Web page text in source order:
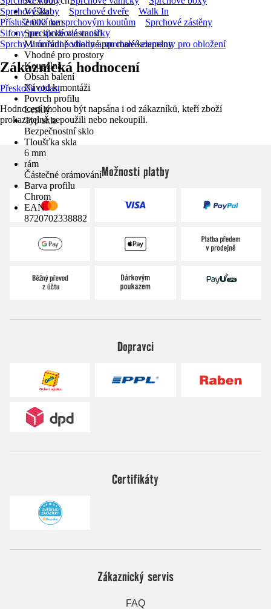
Výška
2 000 mm
Specifické vlastnosti
Mimořádně vhodné pro malé koupelny
Vhodné pro prostory
Koupelna
Obsah balení
Návod k montáži
Povrch profilu
Lesklý
Typ skla
Bezpečnostní sklo
Tloušťka skla
6 mm
rám
Částečné orámování
Barva profilu
Chrom
EAN
8720702338882
Sprchové žlaby
Sprchové dveře
Walk In
Příslušenství ke sprchovým koutům
Sprchové zástěny
Sifony pro sprchové vaničky
Sprchy v úrovni podlahy a sprchové elementy pro obložení
Zákaznická hodnocení
Přeskočit oblast
Hodnocení mohou být napsána i od zákazníků, kteří zboží
prokazatelně nepoužili nebo nekoupili.
Možnosti platby
Dopravci
Certifikáty
Zákaznický servis
FAQ